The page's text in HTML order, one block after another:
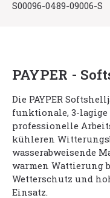
S00096-0489-09006-S
PAYPER -
Die PAYPER
funktionale, 3-
professionelle
kühleren
wasserabweisende
warmen Wattierung
Wetterschutz und
Einsatz.